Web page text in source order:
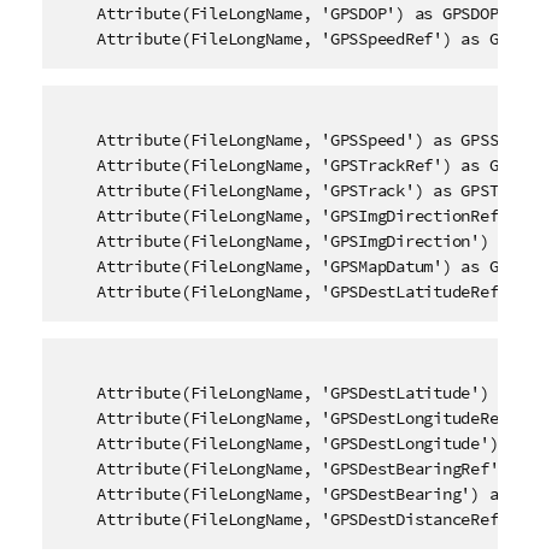
    Attribute(FileLongName, 'GPSDOP') as GPSDOP,
Attribute(FileLongName, 'GPSSpeedRef') as
Attribute(FileLongName, 'GPSSpeed') as
Attribute(FileLongName, 'GPSTrackRef') as
Attribute(FileLongName, 'GPSTrack') as
Attribute(FileLongName, 'GPSImgDirectionRef')
Attribute(FileLongName, 'GPSImgDirection') as
Attribute(FileLongName, 'GPSMapDatum') as
Attribute(FileLongName, 'GPSDestLatitudeRef')
Attribute(FileLongName, 'GPSDestLatitude') as
Attribute(FileLongName, 'GPSDestLongitudeRef')
Attribute(FileLongName, 'GPSDestLongitude') as
Attribute(FileLongName, 'GPSDestBearingRef')
Attribute(FileLongName, 'GPSDestBearing') as
Attribute(FileLongName, 'GPSDestDistanceRef')